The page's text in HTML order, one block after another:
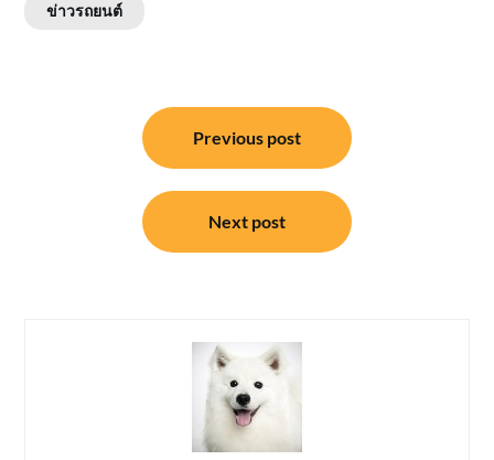
ข่าวรถยนต์
Previous post
Next post